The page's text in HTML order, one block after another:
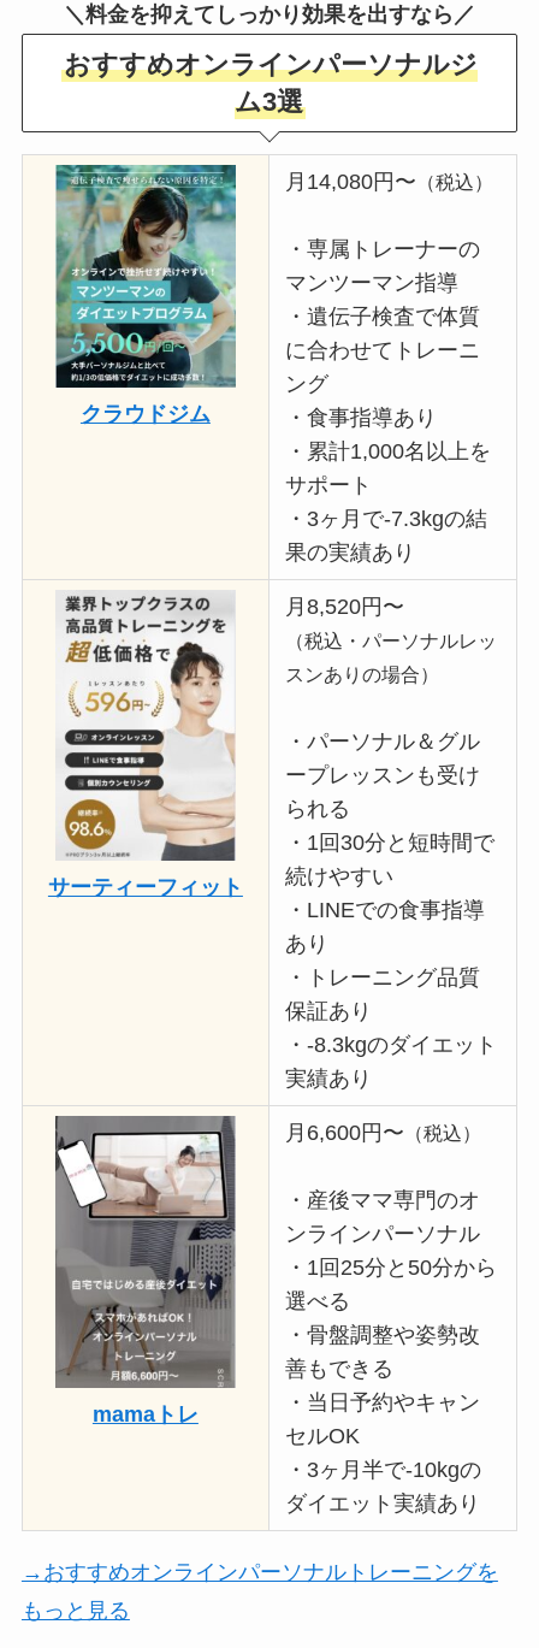
＼料金を抑えてしっかり効果を出すなら／
おすすめオンラインパーソナルジ
ム3選
クラウドジム
月14,080円〜 （税込）
・専属トレーナーの
マンツーマン指導
・遺伝子検査で体質
に合わせてトレーニ
ング
・食事指導あり
・累計1,000名以上を
サポート
・3ヶ月で-7.3kgの結
果の実績あり
サーティーフィット
月8,520円〜
（税込・パーソナルレッ
スンありの場合）
・パーソナル＆グル
ープレッスンも受け
られる
・1回30分と短時間で
続けやすい
・LINEでの食事指導
あり
・トレーニング品質
保証あり
・-8.3kgのダイエット
実績あり
mamaトレ
月6,600円〜 （税込）
・産後ママ専門のオ
ンラインパーソナル
・1回25分と50分から
選べる
・骨盤調整や姿勢改
善もできる
・当日予約やキャン
セルOK
・3ヶ月半で-10kgの
ダイエット実績あり
→おすすめオンラインパーソナルトレーニングを
もっと見る